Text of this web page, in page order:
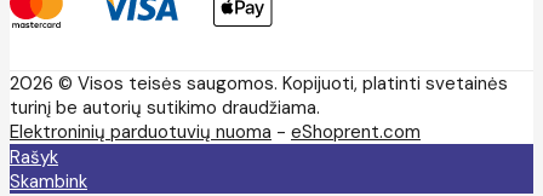
2026 © Visos teisės saugomos. Kopijuoti, platinti svetainės
turinį be autorių sutikimo draudžiama.
Elektroninių parduotuvių nuoma - eShoprent.com
Rašyk
Skambink